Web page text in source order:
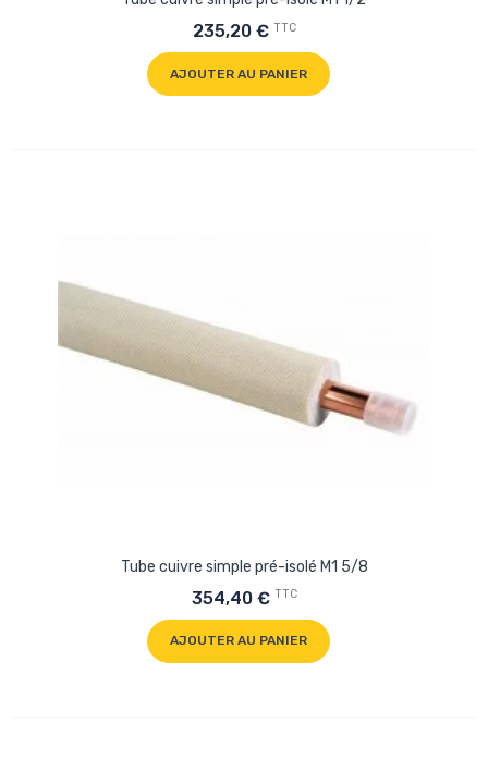
235,20 € TTC
AJOUTER AU PANIER
Tube cuivre simple pré-isolé M1 5/8
354,40 € TTC
AJOUTER AU PANIER